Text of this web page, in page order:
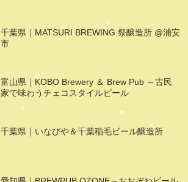
千葉県｜MATSURI BREWING 祭醸造所 @浦安
市
富山県｜KOBO Brewery ＆ Brew Pub ～古民
家で味わうチェコスタイルビール
千葉県｜いなびや＆千葉稲毛ビール醸造所